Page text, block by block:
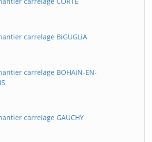
carrelage BiGUGLiA
carrelage BOHAiN-EN-
carrelage GAUCHY